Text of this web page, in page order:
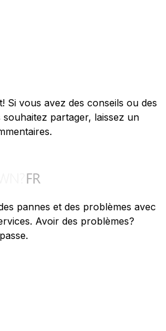
Si vous avez des conseils ou des
partager, laissez un
pannes et des problèmes avec
Avoir des problèmes?